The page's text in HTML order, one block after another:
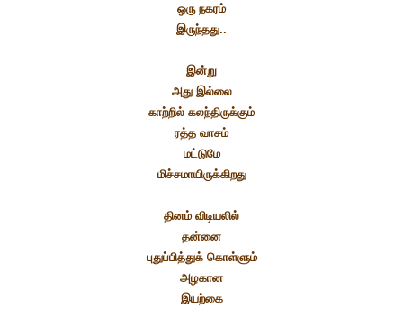
ஒரு நகரம்
இருந்தது..
இன்று
அது இல்லை
காற்றில் கலந்திருக்கும்
ரத்த வாசம்
மட்டுமே
மிச்சமாயிருக்கிறது
தினம் விடியலில்
தன்னை
புதுப்பித்துக் கொள்ளும்
அழகான
இயற்கை